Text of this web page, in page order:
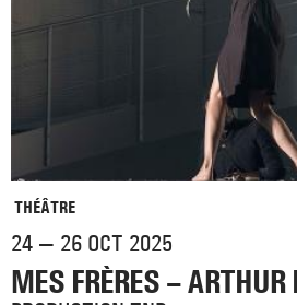
THÉÂTRE
24 — 26 OCT 2025
MES FRÈRES – ARTHUR